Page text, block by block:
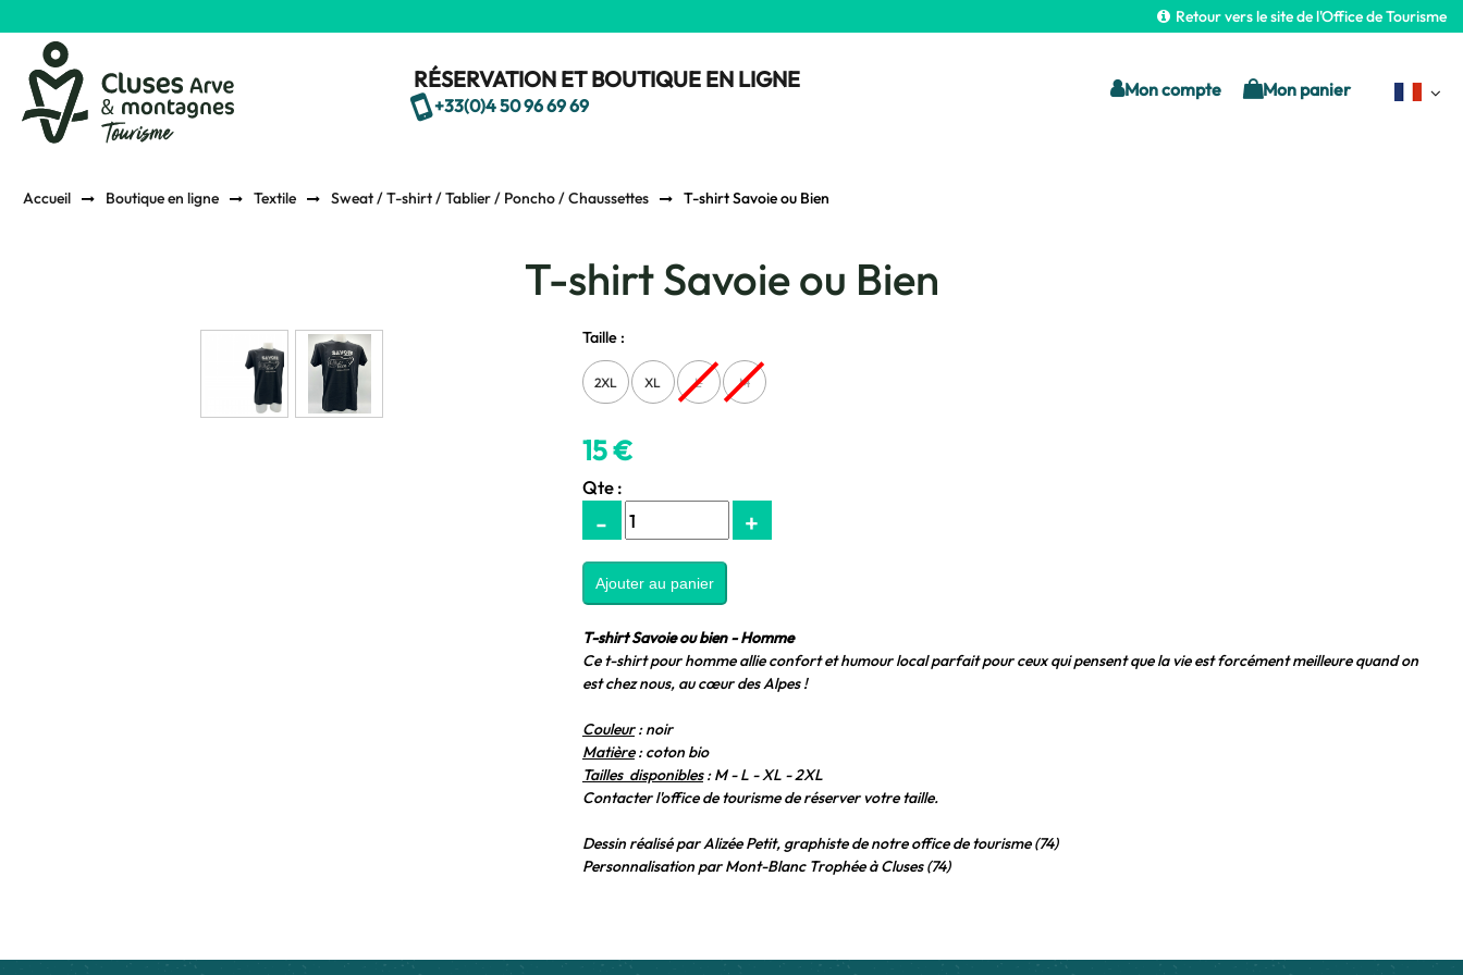
Retour vers le site de l'Office de Tourisme
RÉSERVATION ET BOUTIQUE EN LIGNE
+33(0)4 50 96 69 69
Mon compte Mon panier
Accueil Boutique en ligne Textile Sweat / T-shirt / Tablier / Poncho / Chaussettes T-shirt Savoie ou Bien
T-shirt Savoie ou Bien
Taille :
2XL XL L M
15 €
Qte :
- +
T-shirt Savoie ou bien - Homme
Ce t-shirt pour homme allie confort et humour local parfait pour ceux qui pensent que la vie est forcément meilleure quand on
est chez nous, au cœur des Alpes !
Couleur:noir
Matière:coton bio
Tailles disponibles: M - L - XL - 2XL
Contacter l'office de tourisme de réserver votre taille.
Dessin réalisé par Alizée Petit, graphiste de notre office de tourisme (74)
Personnalisation parMont-Blanc Trophée à Cluses (74)